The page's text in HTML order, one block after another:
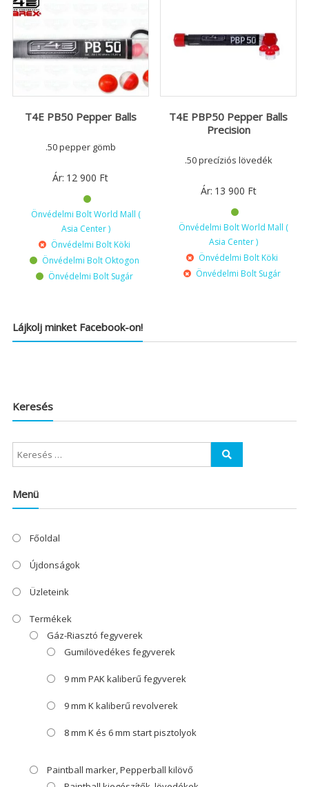
T4E PB50 Pepper Balls
.50 pepper gömb
Ár: 12 900 Ft
Önvédelmi Bolt World Mall (
Asia Center )
Önvédelmi Bolt Köki
Önvédelmi Bolt Oktogon
Önvédelmi Bolt Sugár
T4E PBP50 Pepper Balls
Precision
.50 precíziós lövedék
Ár: 13 900 Ft
Önvédelmi Bolt World Mall (
Asia Center )
Önvédelmi Bolt Köki
Önvédelmi Bolt Sugár
Lájkolj minket Facebook-on!
Keresés
Menü
Főoldal
Újdonságok
Üzleteink
Termékek
Gáz-Riasztó fegyverek
Gumilövedékes fegyverek
9 mm PAK kaliberű fegyverek
9 mm K kaliberű revolverek
8 mm K és 6 mm start pisztolyok
Paintball marker, Pepperball kilövő